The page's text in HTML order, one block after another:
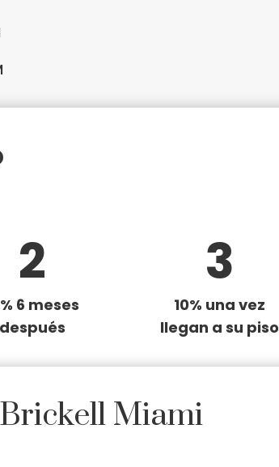
2
6 meses
después
3
10% una vez
llegan a su piso
Miami